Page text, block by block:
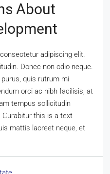
About
adipiscing elit.
Donec non odio neque.
quis rutrum mi
orci ac nibh facilisis, at
tempus sollicitudin
this is a text
mattis laoreet neque, et